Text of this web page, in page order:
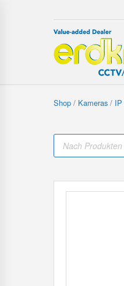
Shop / Kameras / IP
P
o